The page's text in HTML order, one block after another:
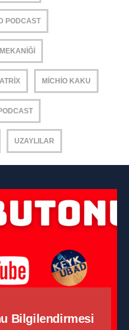
PODCAST
MICHIO KAKU
UZAYLILAR
Bilgilendirmesi